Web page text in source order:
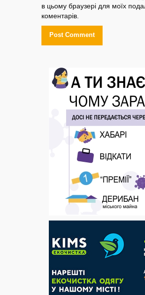
в цьому браузері для моїх
коментарів.